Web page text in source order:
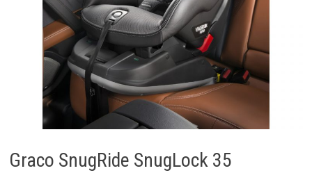
Graco SnugRide SnugLock 35